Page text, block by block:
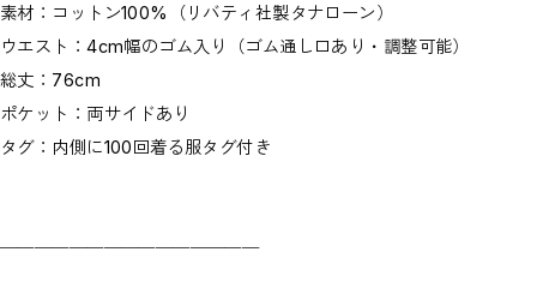
素材：コットン100%（リバティ社製タナローン）
ウエスト：4cm幅のゴム入り（ゴム通し口あり・調整可能）
総丈：76cm
ポケット：両サイドあり
タグ：内側に100回着る服タグ付き
───────────────